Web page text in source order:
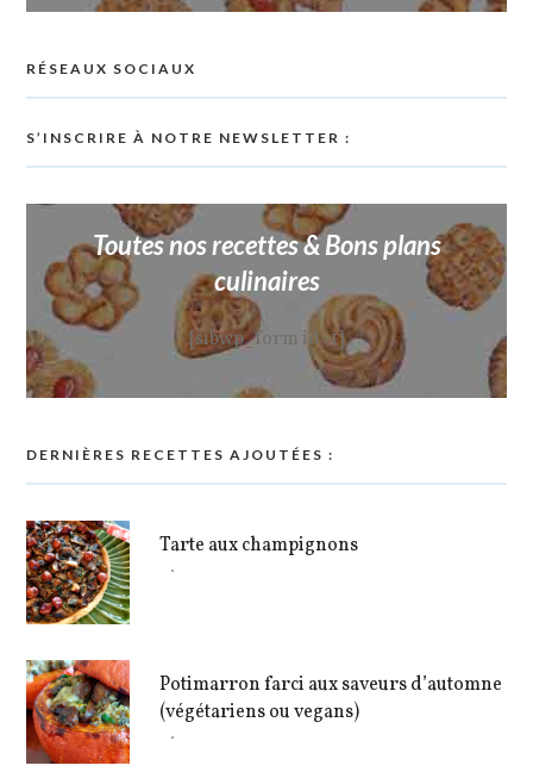
RÉSEAUX SOCIAUX
S’INSCRIRE À NOTRE NEWSLETTER :
Toutes nos recettes & Bons plans
culinaires
[sibwp_form id=1]
DERNIÈRES RECETTES AJOUTÉES :
Tarte aux champignons
Potimarron farci aux saveurs d’automne
(végétariens ou vegans)